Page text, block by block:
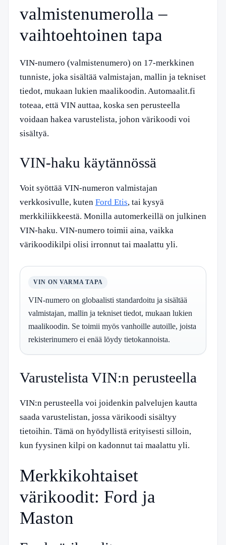
valmistenumerolla –
vaihtoehtoinen tapa
VIN-numero (valmistenumero) on 17-merkkinen
tunniste, joka sisältää valmistajan, mallin ja tekniset
tiedot, mukaan lukien maalikoodin. Automaalit.fi
toteaa, että VIN auttaa, koska sen perusteella
voidaan hakea varustelista, johon värikoodi voi
sisältyä.
VIN-haku käytännössä
Voit syöttää VIN-numeron valmistajan
verkkosivulle, kuten Ford Etis, tai kysyä
merkkiliikkeestä. Monilla automerkeillä on julkinen
VIN-haku. VIN-numero toimii aina, vaikka
värikoodikilpi olisi irronnut tai maalattu yli.
VIN ON VARMA TAPA
VIN-numero on globaalisti standardoitu ja sisältää
valmistajan, mallin ja tekniset tiedot, mukaan lukien
maalikoodin. Se toimii myös vanhoille autoille, joista
rekisterinumero ei enää löydy tietokannoista.
Varustelista VIN:n perusteella
VIN:n perusteella voi joidenkin palvelujen kautta
saada varustelistan, jossa värikoodi sisältyy
tietoihin. Tämä on hyödyllistä erityisesti silloin,
kun fyysinen kilpi on kadonnut tai maalattu yli.
Merkkikohtaiset
värikoodit: Ford ja
Maston